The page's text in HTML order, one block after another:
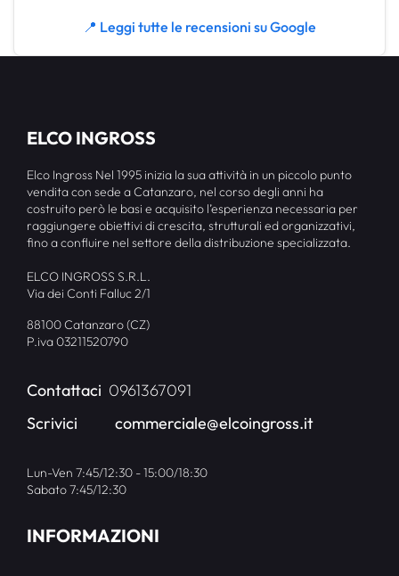
📍 Leggi tutte le recensioni su Google
ELCO INGROSS
Elco Ingross Nel 1995 inizia la sua attività in un piccolo punto
vendita con sede a Catanzaro, nel corso degli anni ha
costruito però le basi e acquisito l’esperienza necessaria per
raggiungere obiettivi di crescita, strutturali ed organizzativi,
fino a confluire nel settore della distribuzione specializzata.
ELCO INGROSS S.R.L.
Via dei Conti Falluc 2/1
88100 Catanzaro (CZ)
P.iva 03211520790
Contattaci 0961367091
Scrivici
commerciale@elcoingross.it
Lun-Ven 7:45/12:30 - 15:00/18:30
Sabato 7:45/12:30
INFORMAZIONI